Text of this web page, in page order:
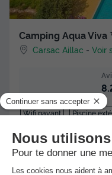
Camping Aqua Viva
Carsac Aillac -Voir
Wifi payant Piscine
BUNGALOW 4